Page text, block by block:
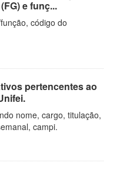
e funç...
código do
pertencentes ao
nome, cargo, titulação,
campi.